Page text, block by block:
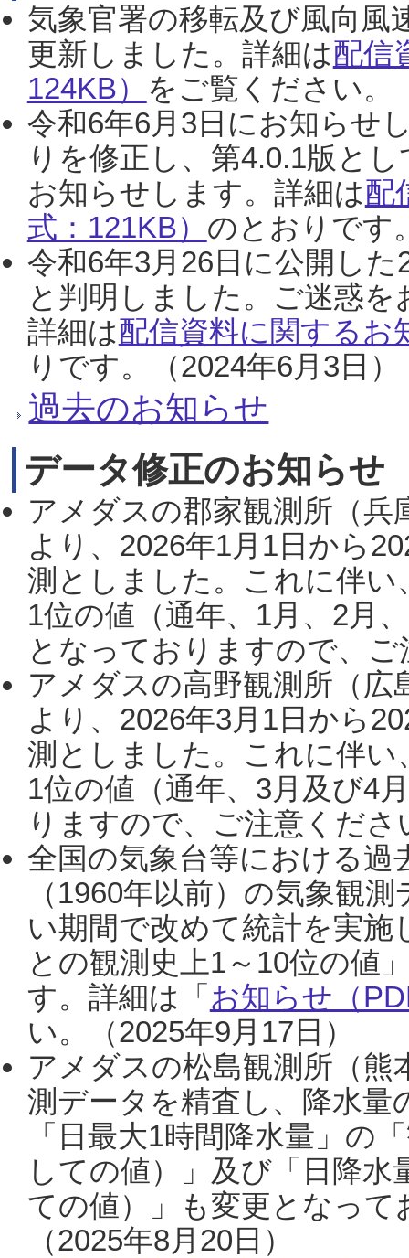
気象官署の移転及び風向風
更新しました。詳細は配信
124KB） をご覧ください。
令和6年6月3日にお知らせ
りを修正し、第4.0.1版と
お知らせします。詳細は配
式：121KB） のとおりです
令和6年3月26日に公開し
と判明しました。ご迷惑
詳細は配信資料に関するお
りです。（2024年6月3日）
過去のお知らせ
データ修正のお知らせ
アメダスの郡家観測所（
より、2026年1月1日から
測としました。これに伴い
1位の値（通年、1月、2月
となっておりますので、
アメダスの高野観測所（
より、2026年3月1日から
測としました。これに伴い
1位の値（通年、3月及び4
りますので、ご注意くだ
全国の気象台等における過
（1960年以前）の気象観
い期間で改めて統計を実
との観測史上1～10位の値
す。詳細は「 お知らせ（
い。（2025年9月17日）
アメダスの松島観測所（熊
測データを精査し、降水
「日最大1時間降水量」の
しての値）」及び「日降
ての値）」も変更となっ
（2025年8月20日）